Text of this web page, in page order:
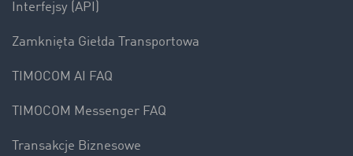
Interfejsy (API)
Zamknięta Giełda Transportowa
TIMOCOM AI FAQ
TIMOCOM Messenger FAQ
Transakcje Biznesowe